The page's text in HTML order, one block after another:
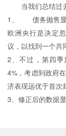
当我们总结过去
1、 债务抛售显
欧洲央行是决定忽
议，以找到一个
2、不过，第四
4%，考虑到
济表现远优于首次
3、修正后的数据显